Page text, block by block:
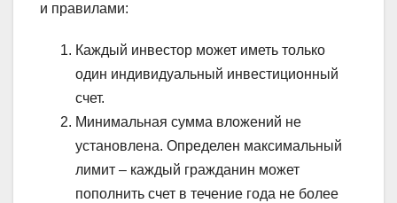
и правилами:
Каждый инвестор может иметь только
один индивидуальный инвестиционный
счет.
Минимальная сумма вложений не
установлена. Определен максимальный
лимит – каждый гражданин может
пополнить счет в течение года не более